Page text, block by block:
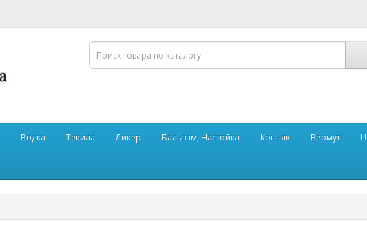
Водка Текила Ликер Бальзам, Настойка Коньяк Вермут